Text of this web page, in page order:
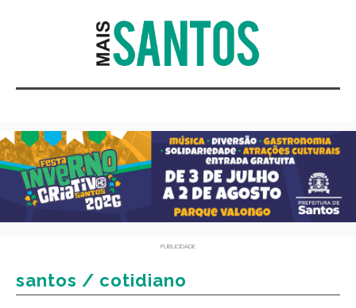
PUBLICIDADE
santos / cotidiano